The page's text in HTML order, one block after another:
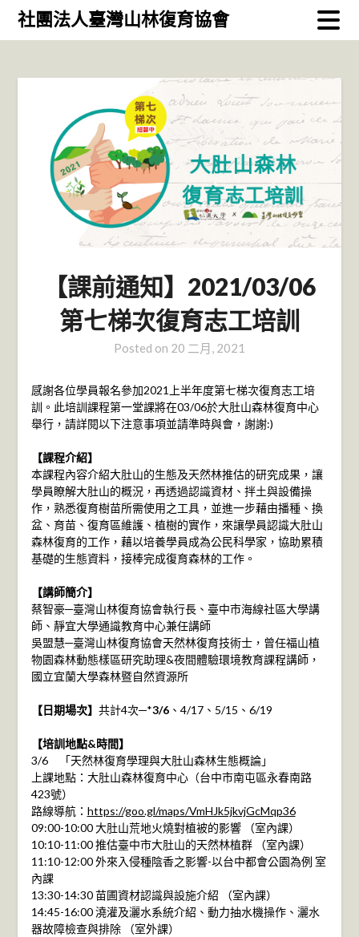
Skip社團法人臺灣山林復育協會
【課前通知】2021/03/06
第七梯次復育志工培訓
Posted on 20 二月, 2021
感謝各位學員報名參加2021上半年度第七梯次復育志工培
訓。此培訓課程第一堂課將在03/06於大肚山森林復育中心
舉行，請詳閱以下注意事項並請準時與會，謝謝:)
【課程介紹】
本課程內容介紹大肚山的生態及天然林推估的研究成果，讓
學員瞭解大肚山的概況，再透過認識資材、拌土與設備操
作，熟悉復育樹苗所需使用之工具，並進一步藉由播種、換
盆、育苗、復育區維護、植樹的實作，來讓學員認識大肚山
森林復育的工作，藉以培養學員成為公民科學家，協助累積
基礎的生態資料，接棒完成復育森林的工作。
【講師簡介】
蔡智豪─臺灣山林復育協會執行長、臺中市海線社區大學講
師、靜宜大學通識教育中心兼任講師
吳盟慧─臺灣山林復育協會天然林復育技術士，曾任福山植
物園森林動態樣區研究助理&夜間體驗環境教育課程講師，
國立宜蘭大學森林暨自然資源所
【日期場次】 共計4次─*3/6、4/17、5/15、6/19
【培訓地點&時間】
3/6 「天然林復育學理與大肚山森林生態概論」
上課地點：大肚山森林復育中心（台中市南屯區永春南路
423號）
路線導航： https://goo.gl/maps/VmHJk5jkvjGcMqp36
09:00-10:00 大肚山荒地火燒對植被的影響 （室內課）
10:10-11:00 推估臺中市大肚山的天然林植群 （室內課）
11:10-12:00 外來入侵種陰香之影響-以台中都會公園為例 室
內課
13:30-14:30 苗圃資材認識與設施介紹 （室內課）
14:45-16:00 澆灌及灑水系統介紹、動力抽水機操作、灑水
器故障檢查與排除 （室外課）